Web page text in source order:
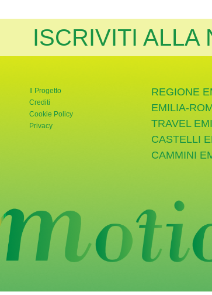
ISCRIVITI ALLA
Verde
Il Progetto
Crediti
Cookie Policy
Privacy
REGIONE
EMILIA-
TRAVEL
CASTELLI
CAMMINI